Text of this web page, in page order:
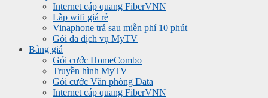
Internet cáp quang FiberVNN
Lắp wifi giá rẻ
Vinaphone trả sau miễn phí 10 phút
Gói đa dịch vụ MyTV
Bảng giá
Gói cước HomeCombo
Truyền hình MyTV
Gói cước Văn phòng Data
Internet cáp quang FiberVNN